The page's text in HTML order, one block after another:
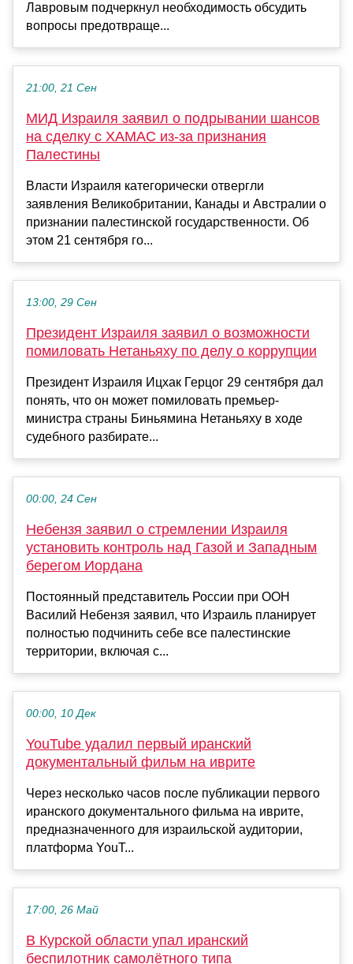
Лавровым подчеркнул необходимость обсудить
вопросы предотвраще...
21:00, 21 Сен
МИД Израиля заявил о подрывании шансов
на сделку с ХАМАС из-за признания
Палестины
Власти Израиля категорически отвергли
заявления Великобритании, Канады и Австралии о
признании палестинской государственности. Об
этом 21 сентября го...
13:00, 29 Сен
Президент Израиля заявил о возможности
помиловать Нетаньяху по делу о коррупции
Президент Израиля Ицхак Герцог 29 сентября дал
понять, что он может помиловать премьер-
министра страны Биньямина Нетаньяху в ходе
судебного разбирате...
00:00, 24 Сен
Небензя заявил о стремлении Израиля
установить контроль над Газой и Западным
берегом Иордана
Постоянный представитель России при ООН
Василий Небензя заявил, что Израиль планирует
полностью подчинить себе все палестинские
территории, включая с...
00:00, 10 Дек
YouTube удалил первый иранский
документальный фильм на иврите
Через несколько часов после публикации первого
иранского документального фильма на иврите,
предназначенного для израильской аудитории,
платформа YouT...
17:00, 26 Май
В Курской области упал иранский
беспилотник самолётного типа